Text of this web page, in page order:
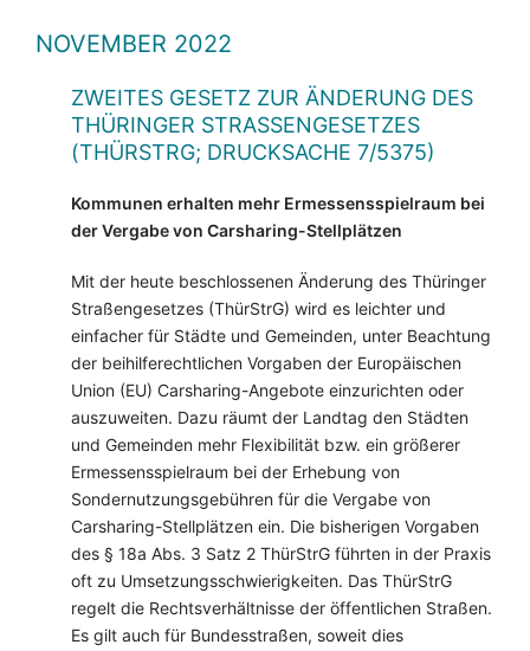
NOVEMBER 2022
ZWEITES GESETZ ZUR ÄNDERUNG DES
THÜRINGER STRASSENGESETZES (
THÜRSTRG; DRUCKSACHE 7/5375)
Kommunen erhalten mehr Ermessensspielraum bei
der Vergabe von Carsharing-Stellplätzen
Mit der heute beschlossenen Änderung des Thüringer
Straßengesetzes (ThürStrG) wird es leichter und
einfacher für Städte und Gemeinden, unter Beachtung
der beihilferechtlichen Vorgaben der Europäischen
Union (EU) Carsharing-Angebote einzurichten oder
auszuweiten. Dazu räumt der Landtag den Städten
und Gemeinden mehr Flexibilität bzw. ein größerer
Ermessensspielraum bei der Erhebung von
Sondernutzungsgebühren für die Vergabe von
Carsharing-Stellplätzen ein. Die bisherigen Vorgaben
des § 18a Abs. 3 Satz 2 ThürStrG führten in der Praxis
oft zu Umsetzungsschwierigkeiten. Das ThürStrG
regelt die Rechtsverhältnisse der öffentlichen Straßen.
Es gilt auch für Bundesstraßen, soweit dies